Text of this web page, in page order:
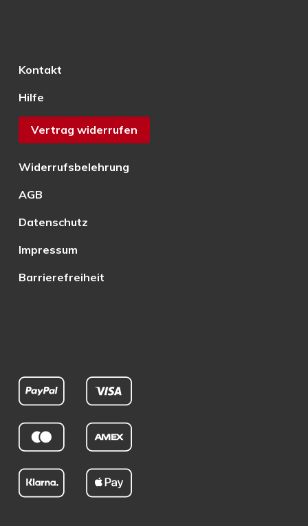
Kontakt
Hilfe
Vertrag widerrufen
Widerrufsbelehrung
AGB
Datenschutz
Impressum
Barrierefreiheit